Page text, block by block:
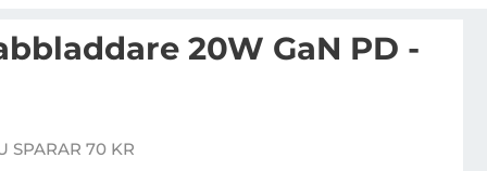
20W GaN PD -
pris
SPARAR 70 KR